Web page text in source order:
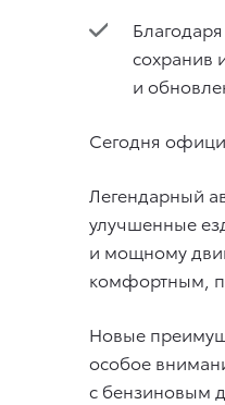
сохранив
и
Сегодня
Легендарный
улучшенные
и мощному
комфортным,
Новые
особое
с бензиновым